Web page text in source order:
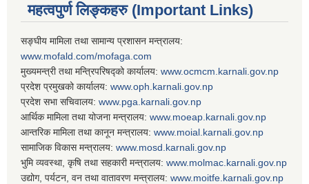
महत्वपुर्ण लिङ्कहरु (Important Links)
सङ्घीय मामिला तथा सामान्य प्रशासन मन्त्रालय:
www.mofald.com/mofaga.com
मुख्यमन्त्री तथा मन्त्रिपरिषद्को कार्यालय: www.ocmcm.karnali.gov.np
प्रदेश प्रमुखको कार्यालय: www.oph.karnali.gov.np
प्रदेश सभा सचिवालय: www. pga.karnali.gov.np
आर्थिक मामिला तथा योजना मन्त्रालय: www. moeap.karnali.gov.np
आन्तरिक मामिला तथा कानून मन्त्रालय: www. moial.karnali.gov.np
सामाजिक विकास मन्त्रालय: www. mosd.karnali.gov.np
भुमि व्यवस्था, कृषि तथा सहकारी मन्त्रालय: www. molmac.karnali.gov.np
उद्योग, पर्यटन, वन तथा वातावरण मन्त्रालय: www. moitfe.karnali.gov.np